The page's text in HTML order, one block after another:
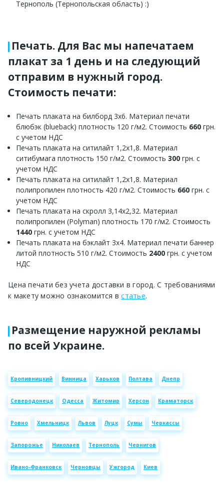
Тернополь (Тернопольская область) :)
Печать. Для Вас мы напечатаем
плакат за 1 день и на следующий
отправим в нужный город.
Стоимость печати:
Печать плаката на билборд 3х6. Материал печати
блюбэк (blueback) плотность 120 г/м2. Стоимость 660 грн.
с учетом НДС
Печать плаката на ситилайт 1,2х1,8. Материал
ситибумага плотность 150 г/м2. Стоимость 300 грн. с
учетом НДС
Печать плаката на ситилайт 1,2х1,8. Материал
полипропилен плотность 420 г/м2. Стоимость 660 грн. с
учетом НДС
Печать плаката на скролл 3,14х2,32. Материал
полипропилен (Polyman) плотность 170 г/м2. Стоимость
1440 грн. с учетом НДС
Печать плаката на бэклайт 3х4. Материал печати баннер
литой плотность 510 г/м2. Стоимость 2400 грн. с учетом
НДС
Цена печати без учета доставки в город. С требованиями
к макету можно ознакомится встатье.
Размещение наружной рекламы
по всей Украине.
Кропивницкий Винница Харьков Полтава Днепр
Северодонецк Одесса Житомир Херсон Краматорск
Ровно Хмельницк Львов Луцк Сумы Черкассы
Запорожье Николаев Тернополь Чернигов
Ивано-Франковск Черновцы Ужгород Киев